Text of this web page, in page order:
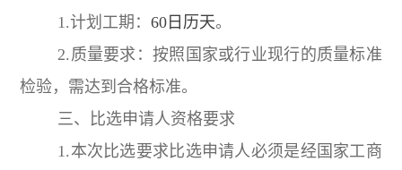
1.计划工期：60日历天。
2.质量要求：按照国家或行业现行的质量标准
检验，需达到合格标准。
三、比选申请人资格要求
1.本次比选要求比选申请人必须是经国家工商